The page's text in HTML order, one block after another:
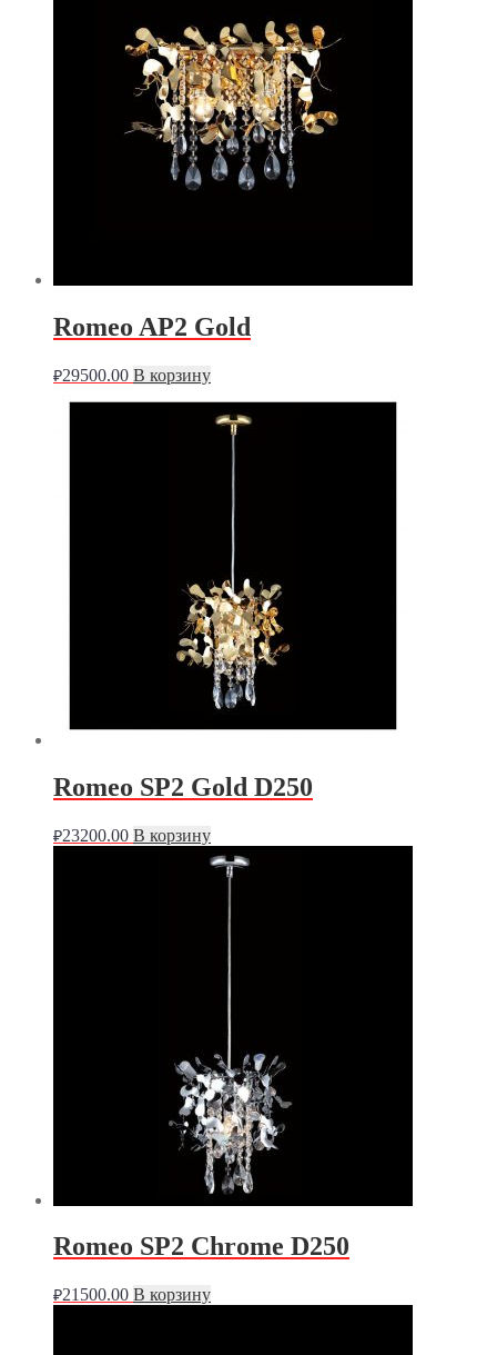
Romeo AP2 Gold
₽29500.00 В корзину
Romeo SP2 Gold D250
₽23200.00 В корзину
Romeo SP2 Chrome D250
₽21500.00 В корзину